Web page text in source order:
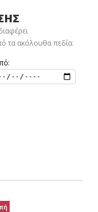
τα ακόλουθα πεδία: